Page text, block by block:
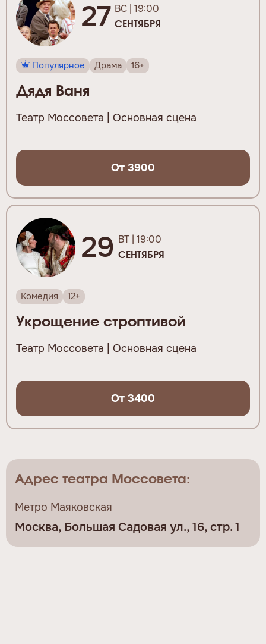
27 ВС | 19:00
СЕНТЯБРЯ
Популярное Драма 16+
Дядя Ваня
Театр Моссовета | Основная сцена
От 3900
29 ВТ | 19:00
СЕНТЯБРЯ
Комедия 12+
Укрощение строптивой
Театр Моссовета | Основная сцена
От 3400
Адрес театра Моссовета:
Метро Маяковская
Москва, Большая Садовая ул., 16, стр. 1